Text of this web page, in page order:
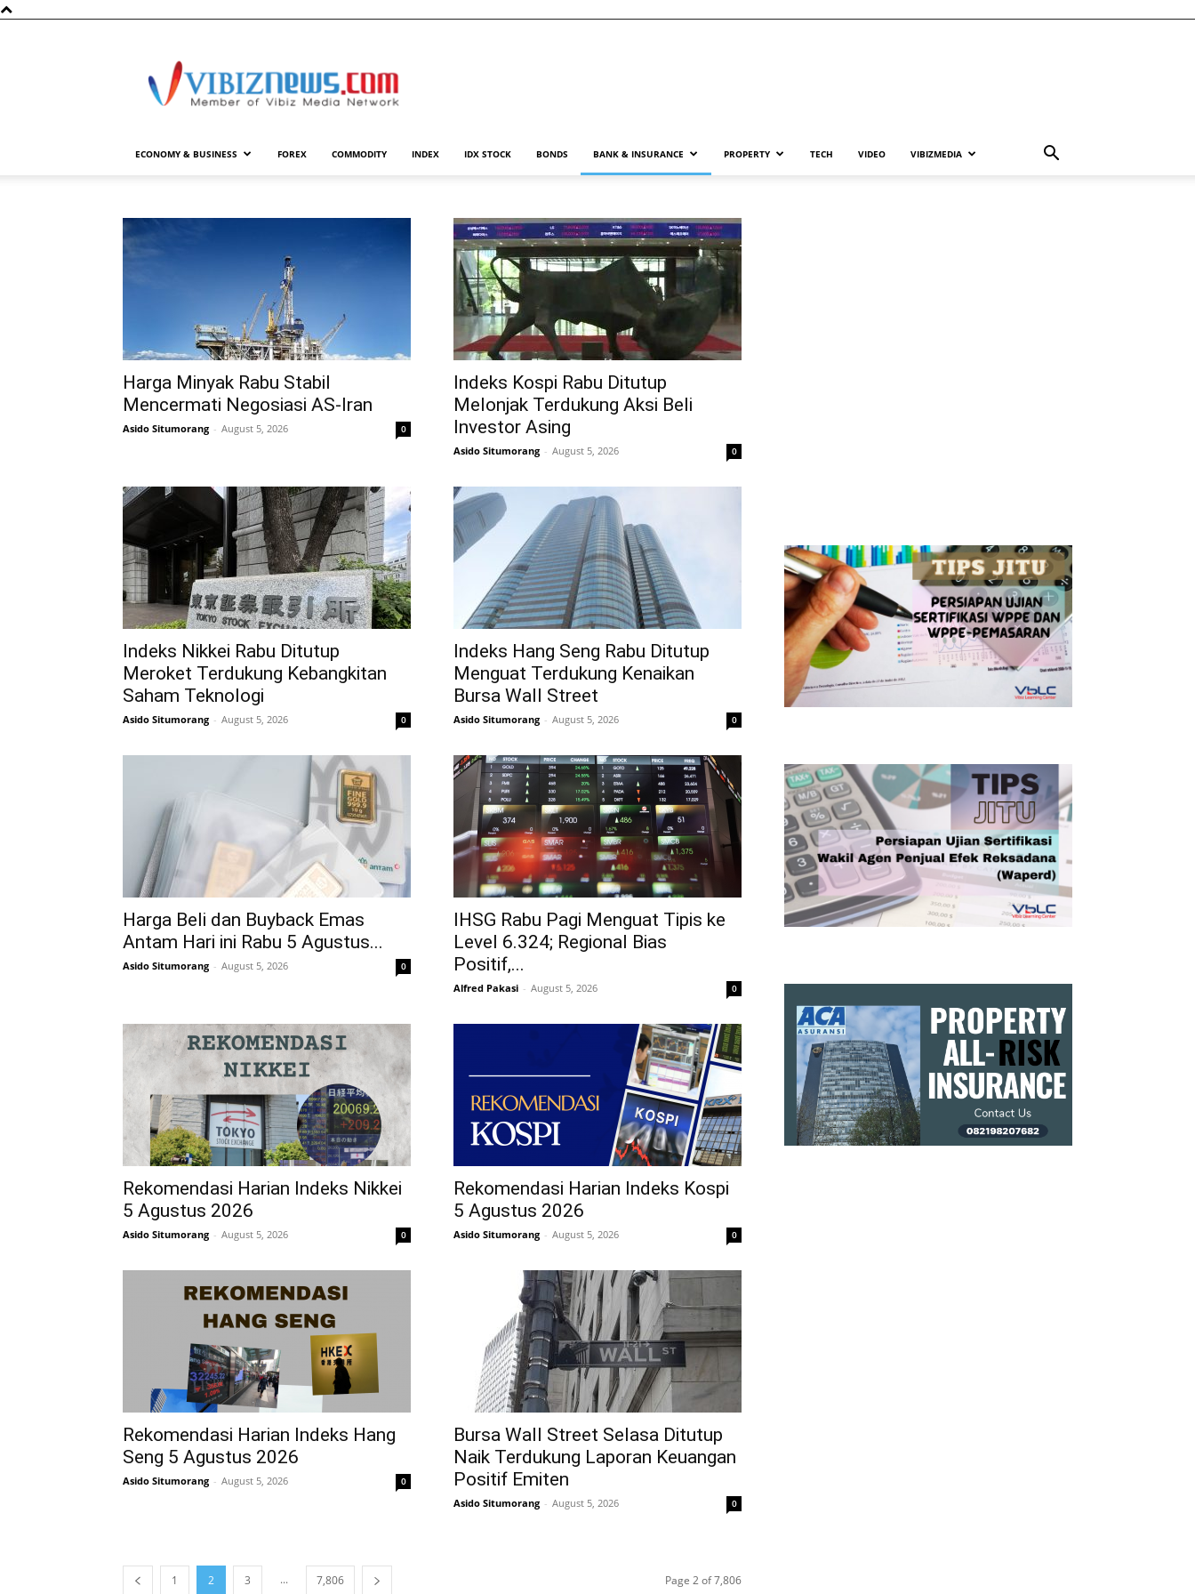
ECONOMY & BUSINESS FOREX COMMODITY INDEX IDX STOCK BONDS BANK & INSURANCE PROPERTY TECH VIDEO VIBIZMEDIA
Harga Minyak Rabu Stabil
Mencermati Negosiasi AS-Iran
Asido Situmorang - August 5, 2026 0
Indeks Kospi Rabu Ditutup
Melonjak Terdukung Aksi Beli
Investor Asing
Asido Situmorang - August 5, 2026 0
Indeks Nikkei Rabu Ditutup
Meroket Terdukung Kebangkitan
Saham Teknologi
Asido Situmorang - August 5, 2026 0
Indeks Hang Seng Rabu Ditutup
Menguat Terdukung Kenaikan
Bursa Wall Street
Asido Situmorang - August 5, 2026 0
Harga Beli dan Buyback Emas
Antam Hari ini Rabu 5 Agustus...
Asido Situmorang - August 5, 2026 0
IHSG Rabu Pagi Menguat Tipis ke
Level 6.324; Regional Bias
Positif,...
Alfred Pakasi - August 5, 2026 0
Rekomendasi Harian Indeks Nikkei
5 Agustus 2026
Asido Situmorang - August 5, 2026 0
Rekomendasi Harian Indeks Kospi
5 Agustus 2026
Asido Situmorang - August 5, 2026 0
Rekomendasi Harian Indeks Hang
Seng 5 Agustus 2026
Asido Situmorang - August 5, 2026 0
Bursa Wall Street Selasa Ditutup
Naik Terdukung Laporan Keuangan
Positif Emiten
Asido Situmorang - August 5, 2026 0
1 2 3 ... 7,806 Page 2 of 7,806